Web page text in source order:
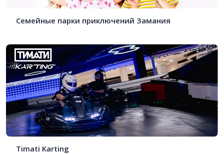
Семейные парки приключений Замания
Timati Karting